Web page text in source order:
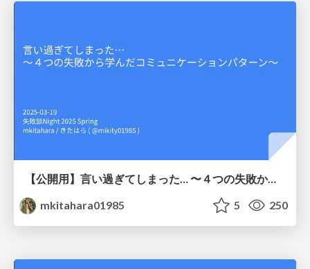
【公開用】言い過ぎてしまった… 〜４つの失敗から学んだコミュニケーションパターン〜
mkitahara01985
5 250